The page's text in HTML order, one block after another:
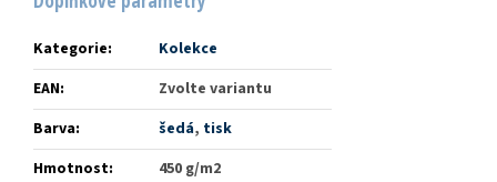
Kategorie:
Kolekce
EAN:
Zvolte variantu
Barva: šedá, tisk
Hmotnost:
450 g/m2